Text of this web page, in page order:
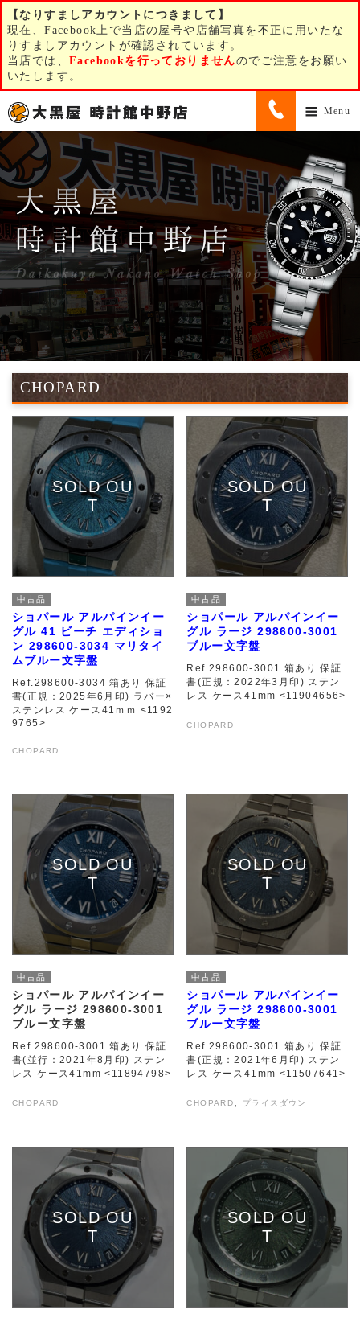
【なりすましアカウントにつきまして】
現在、Facebook上で当店の屋号や店舗写真を不正に用いたな
りすましアカウントが確認されています。
当店では、 Facebookを行っておりませんのでご注意をお願い
いたします。
Menu
CHOPARD
中古品
ショパール アルパインイー
グル 41 ビーチ エディショ
ン 298600-3034 マリタイ
ムブルー文字盤
Ref.298600-3034 箱あり 保証
書(正規：2025年6月印) ラバー×
ステンレス ケース41ｍｍ <1192
9765>
CHOPARD
中古品
ショパール アルパインイー
グル ラージ 298600-3001
ブルー文字盤
Ref.298600-3001 箱あり 保証
書(正規：2022年3月印) ステン
レス ケース41mm <11904656>
CHOPARD
中古品
ショパール アルパインイー
グル ラージ 298600-3001
ブルー文字盤
Ref.298600-3001 箱あり 保証
書(並行：2021年8月印) ステン
レス ケース41mm <11894798>
CHOPARD
中古品
ショパール アルパインイー
グル ラージ 298600-3001
ブルー文字盤
Ref.298600-3001 箱あり 保証
書(正規：2021年6月印) ステン
レス ケース41mm <11507641>
CHOPARD プライスダウン